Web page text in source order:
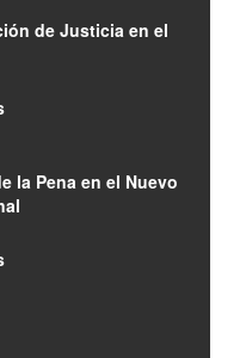
de Justicia en el
la Pena en el Nuevo